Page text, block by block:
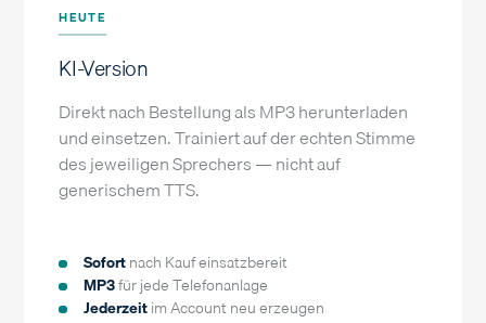
HEUTE
KI-Version
Direkt nach Bestellung als MP3 herunterladen
und einsetzen. Trainiert auf der echten Stimme
des jeweiligen Sprechers — nicht auf
generischem TTS.
Sofortnach Kauf einsatzbereit
MP3für jede Telefonanlage
Jederzeitim Account neu erzeugen